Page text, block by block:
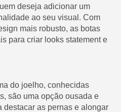
deseja adicionar um
ao seu visual. Com
mais robusto, as botas
para criar looks statement e
do joelho, conhecidas
são uma opção ousada e
destacar as pernas e alongar